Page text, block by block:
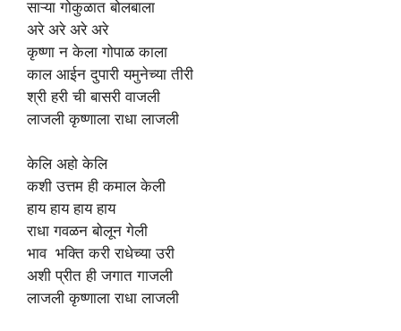
साऱ्या गोकुळात बोलबाला
अरे अरे अरे अरे
कृष्णा न केला गोपाळ काला
काल आईन दुपारी यमुनेच्या तीरी
श्री हरी ची बासरी वाजली
लाजली कृष्णाला राधा लाजली
केलि अहो केलि
कशी उत्तम ही कमाल केली
हाय हाय हाय हाय
राधा गवळन बोलून गेली
भाव भक्ति करी राधेच्या उरी
अशी प्रीत ही जगात गाजली
लाजली कृष्णाला राधा लाजली